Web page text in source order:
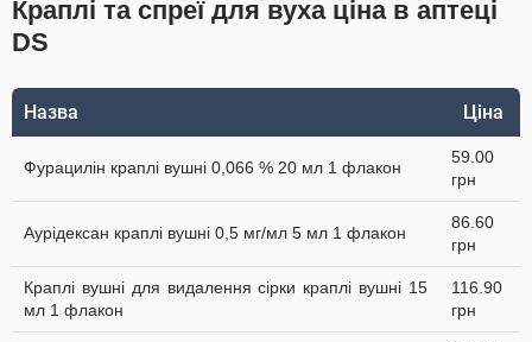
Краплі та спреї для вуха ціна в аптеці
DS
Назва Ціна
Фурацилін краплі вушні 0,066 % 20 мл 1 флакон
59.00
грн
Аурiдексан краплі вушні 0,5 мг/мл 5 мл 1 флакон
86.60
грн
Краплі вушні для видалення сірки краплі вушні 15
мл 1 флакон
116.90
грн